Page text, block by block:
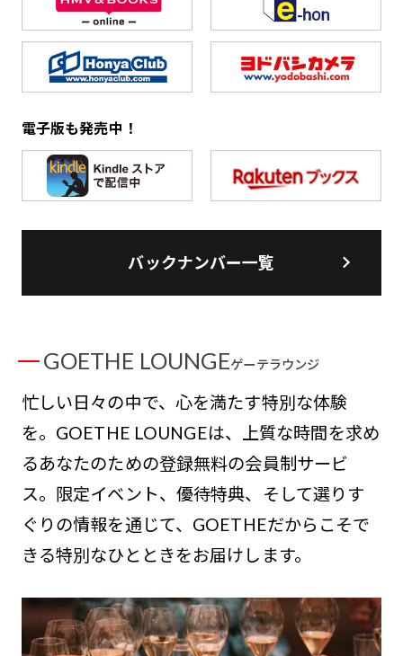
電子版も発売中！
バックナンバー一覧
GOETHE LOUNGEゲーテラウンジ
忙しい日々の中で、心を満たす特別な体験
を。GOETHE LOUNGEは、上質な時間を求め
るあなたのための登録無料の会員制サービ
ス。限定イベント、優待特典、そして選りす
ぐりの情報を通じて、GOETHEだからこそで
きる特別なひとときをお届けします。